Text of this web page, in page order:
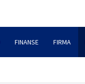
FINANSE FIRMA